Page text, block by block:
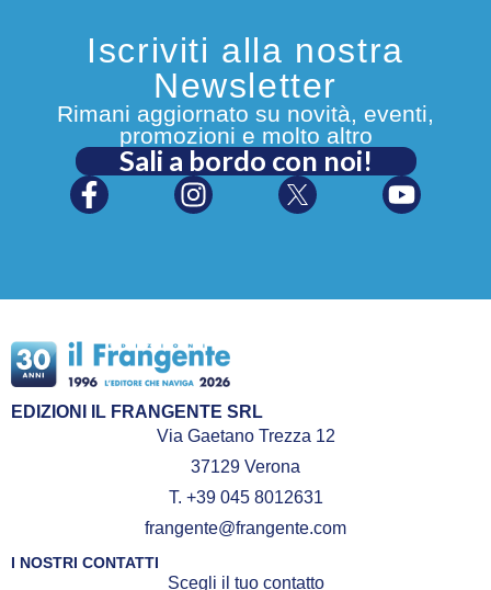
Iscriviti alla nostra
Newsletter
Rimani aggiornato su novità, eventi,
promozioni e molto altro
Sali a bordo con noi!
EDIZIONI IL FRANGENTE SRL
Via Gaetano Trezza 12
37129 Verona
T. +39 045 8012631
frangente@frangente.com
I NOSTRI CONTATTI
Scegli il tuo contatto